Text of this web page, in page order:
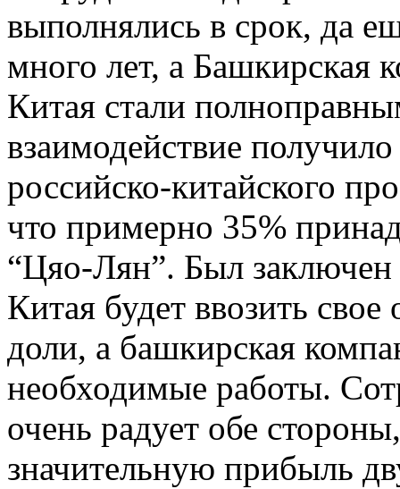
выполнялись в срок, да
много лет, а Башкирская
Китая стали
взаимодействие
российско-китайского
что примерно 35%
“Цяо-Лян”. Был заключен
Китая будет ввозить свое
доли, а башкирская
необходимые работы.
очень радует обе
значительную прибыль